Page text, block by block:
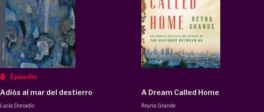
Episodio
Adiós al mar del destierro
Lucía Donadío
A Dream Called Home
Reyna Grande